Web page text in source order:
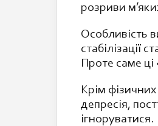
розриви
Особливість
стабілізації
Проте саме
Крім
депресія,
ігноруватися.